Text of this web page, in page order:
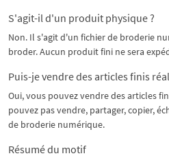
S'agit-il d'un produit physique ?
Non. Il s'agit d'un fichier de broderie
broder. Aucun produit fini ne sera
Puis-je vendre des articles finis
Oui, vous pouvez vendre des articles
pouvez pas vendre, partager, copier,
de broderie numérique.
Résumé du motif